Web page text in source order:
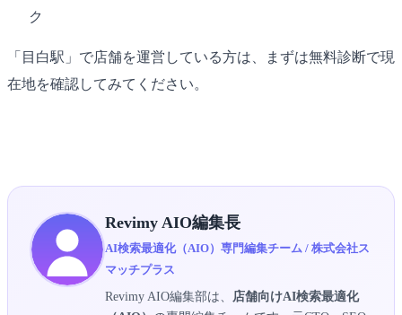
ク
「目白駅」で店舗を運営している方は、まずは無料診断で現
在地を確認してみてください。
Revimy AIO編集長
AI検索最適化（AIO）専門編集チーム / 株式会社ス
マッチプラス
Revimy AIO編集部は、
店舗向けAI検索最適化